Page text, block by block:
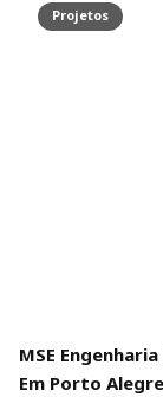
Projetos
MSE
Em Porto Alegre